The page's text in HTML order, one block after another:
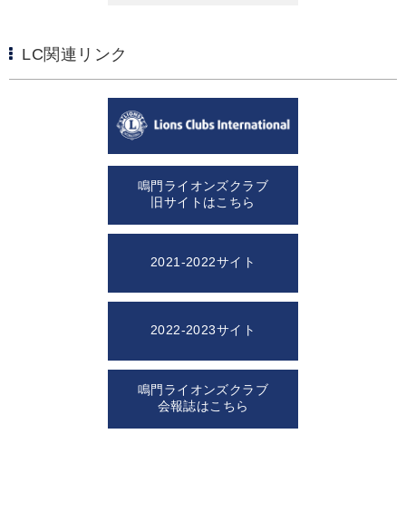
LC関連リンク
鳴門ライオンズクラブ
旧サイトはこちら
2021-2022サイト
2022-2023サイト
鳴門ライオンズクラブ
会報誌はこちら